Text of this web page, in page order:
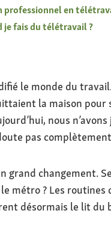
en
je fais du télétravail ?
le monde du
la maison pour
nous
pas
grand changement.
métro ? Les
désormais le lit